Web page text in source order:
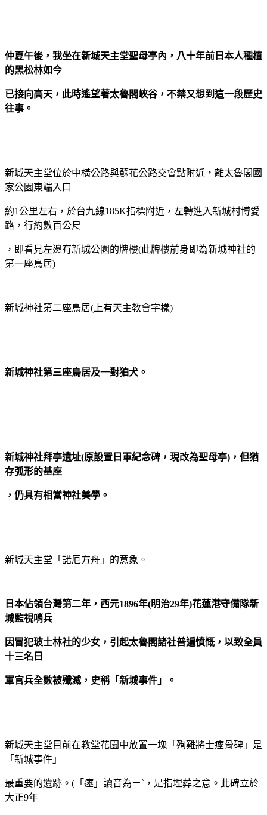
仲夏午後，我坐在新城天主堂聖母亭內，八十年前日本人種植
的黑松林如今
已接向高天，此時遙望著太魯閣峽谷，不禁又想到這一段歷史
往事。
新城天主堂位於中橫公路與蘇花公路交會點附近，離太魯閣國
家公園東端入口
約1公里左右，於台九線185K指標附近，左轉進入新城村博愛
路，行約數百公尺
，即看見左邊有新城公園的牌樓(此牌樓前身即為新城神社的
第一座鳥居)
新城神社第二座鳥居(上有天主教會字樣)
新城神社第三座鳥居及一對狛犬。
新城神社拜亭遺址(原設置日軍紀念碑，現改為聖母亭)，但猶
存弧形的基座
，仍具有相當神社美學。
新城天主堂「諾厄方舟」的意象。
日本佔領台灣第二年，西元1896年(明治29年)花蓮港守備隊新
城監視哨兵
因冒犯玻士林社的少女，引起太魯閣諸社普遍憤慨，以致全員
十三名日
軍官兵全數被殲滅，史稱「新城事件」。
新城天主堂目前在教堂花園中放置一塊「殉難將士瘞骨碑」是
「新城事件」
最重要的遺跡。(「瘞」讀音為ㄧˋ，是指埋葬之意。此碑立於
大正9年